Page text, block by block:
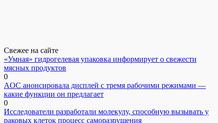
Свежее на сайте
«Умная» гидрогелевая упаковка информирует о свежести
мясных продуктов
0
AOC анонсировала дисплей с тремя рабочими режимами —
какие функции он предлагает
0
Исследователи разработали молекулу, способную вызывать у
раковых клеток процесс саморазрушения